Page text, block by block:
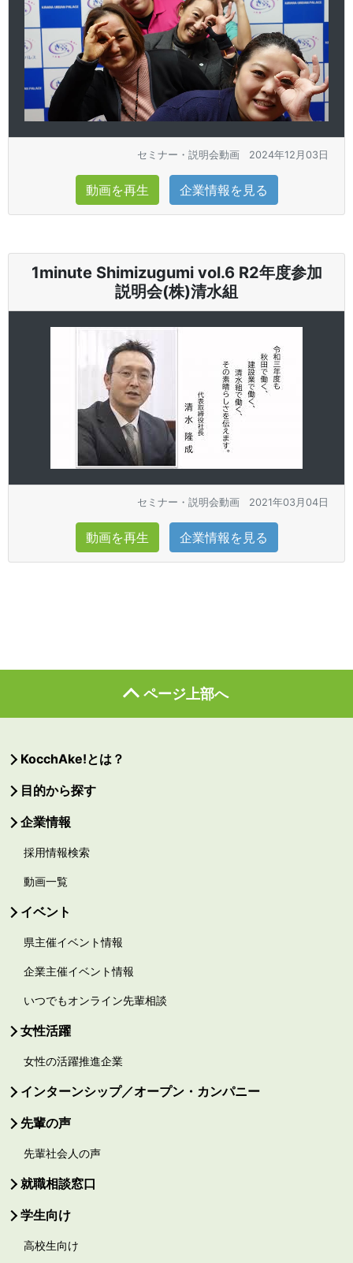
セミナー・説明会動画 2024年12月03日
動画を再生 企業情報を見る
1minute Shimizugumi vol.6 R2年度参加
説明会(株)清水組
セミナー・説明会動画 2021年03月04日
動画を再生 企業情報を見る
ページ上部へ
KocchAke!とは？
目的から探す
企業情報
採用情報検索
動画一覧
イベント
県主催イベント情報
企業主催イベント情報
いつでもオンライン先輩相談
女性活躍
女性の活躍推進企業
インターンシップ／オープン・カンパニー
先輩の声
先輩社会人の声
就職相談窓口
学生向け
高校生向け